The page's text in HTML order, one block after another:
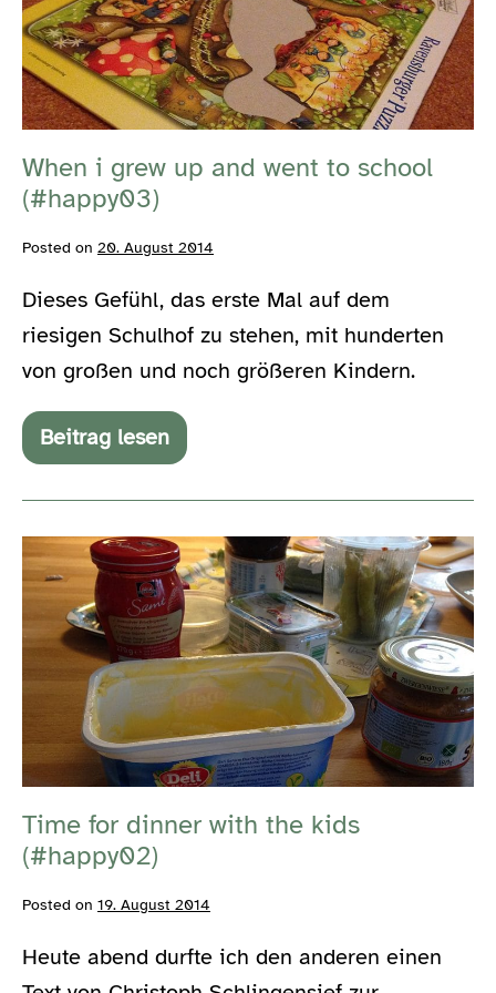
and
went
to
(#happy03)
When i grew up and went to school
(#happy03)
Posted on 20. August 2014
Dieses Gefühl, das erste Mal auf dem
riesigen Schulhof zu stehen, mit hunderten
von großen und noch größeren Kindern.
Beitrag lesen
When
i
and
went
to
school
(#happy03)
Time
for
dinner
with
the
kids
(#happy02)
Time for dinner with the kids
(#happy02)
Posted on 19. August 2014
Heute abend durfte ich den anderen einen